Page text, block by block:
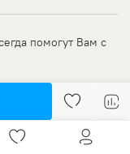
помогут Вам с